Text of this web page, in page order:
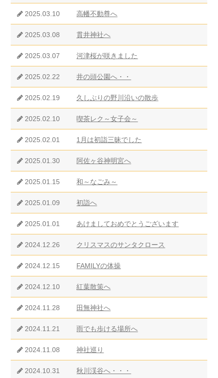
2025.03.10 高幡不動尊へ
2025.03.08 貫井神社へ
2025.03.07 河津桜が咲きました
2025.02.22 井の頭公園へ・・
2025.02.19 久しぶりの野川沿いの散歩
2025.02.10 喫茶レク～女子会～
2025.02.01 1月は初詣三昧でした
2025.01.30 阿佐ヶ谷神明宮へ
2025.01.15 和～なごみ～
2025.01.09 初詣へ
2025.01.01 あけましておめでとうございます
2024.12.26 クリスマスのサンタクロース
2024.12.15 FAMILYの体操
2024.12.10 紅葉散策へ
2024.11.28 田無神社へ
2024.11.21 雨でも歩ける場所へ
2024.11.08 神社巡り
2024.10.31 秋川渓谷へ・・・